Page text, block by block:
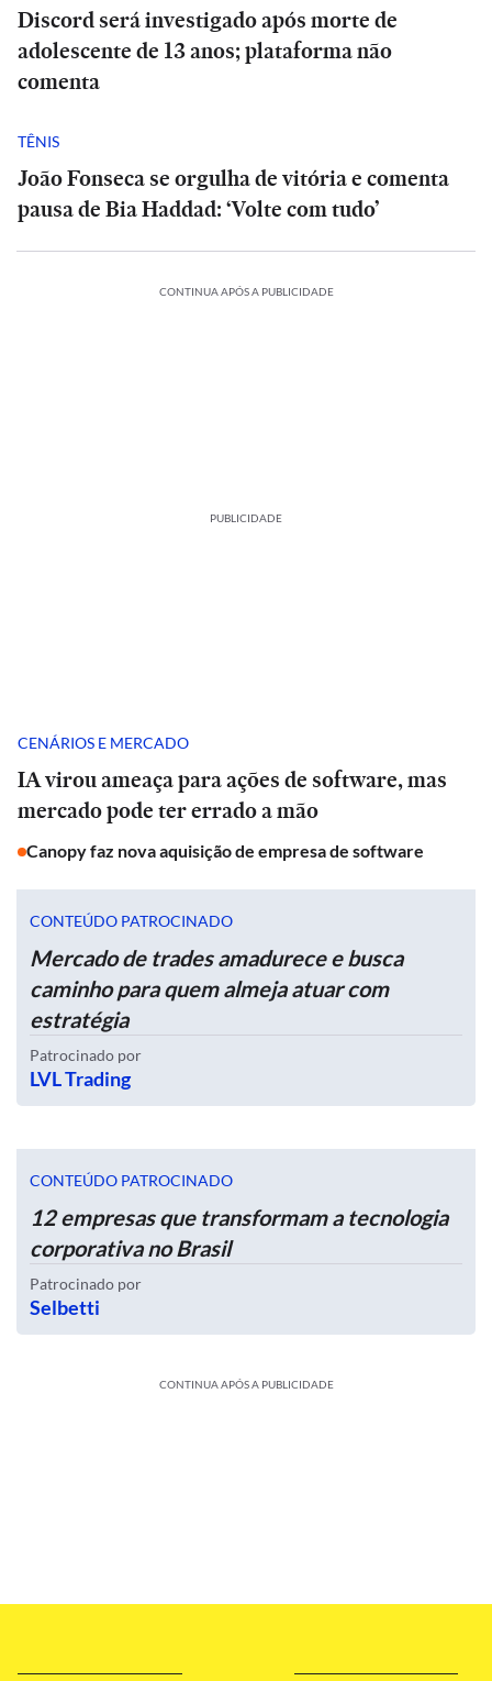
Discord será investigado após morte de
adolescente de 13 anos; plataforma não
comenta
TÊNIS
João Fonseca se orgulha de vitória e comenta
pausa de Bia Haddad: ‘Volte com tudo’
CONTINUA APÓS A PUBLICIDADE
PUBLICIDADE
CENÁRIOS E MERCADO
IA virou ameaça para ações de software, mas
mercado pode ter errado a mão
Canopy faz nova aquisição de empresa de software
CONTEÚDO PATROCINADO
Mercado de trades amadurece e busca
caminho para quem almeja atuar com
estratégia
Patrocinado por
LVL Trading
CONTEÚDO PATROCINADO
12 empresas que transformam a tecnologia
corporativa no Brasil
Patrocinado por
Selbetti
CONTINUA APÓS A PUBLICIDADE